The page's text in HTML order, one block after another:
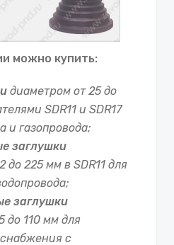
можно купить:
диаметром от 25 до
SDR11 и SDR17
и газопровода;
заглушки
до 225 мм в SDR11 для
заглушки
до 110 мм для
с